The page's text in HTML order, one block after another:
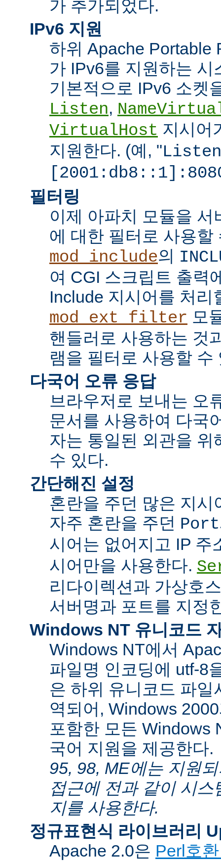
가 추가되었다.
IPv6 지원
하위 Apache Portable
가 IPv6를 지원하는 시
기본적으로 IPv6 소켓
Listen,
VirtualHost 지시어
지원한다. (예, "Listen
필터링
이제 아파치 모듈을
에 대한 필터로 사용할
mod_include의
여 CGI 스크립트 출력
Include 지시어를 처리
mod_ext_filter 모
핸들러로 사용하는 것
램을 필터로 사용할 수
다국어 오류 응답
브라우저로 보내는 오
문서를 사용하여 다국
자는 통일된 외관을 위
수 있다.
간단해진 설정
혼란을 주던 많은 지시
자주 혼란을 주던 Port
시어는 없어지고 IP 주
시어만을 사용한다.
리다이렉션과 가상호
서버명과 포트를 지정
Windows NT 유니코드
Windows NT에서
파일명 인코딩에 utf-8
은 하위 유니코드 파일
역되어, Windows
포함한 모든 Windows
국어 지원을 제공한다.
95, 98, ME에는 지원
접근에 전과 같이 시
지를 사용한다.
정규표현식 라이브러리
Apache 2.0은 Perl호